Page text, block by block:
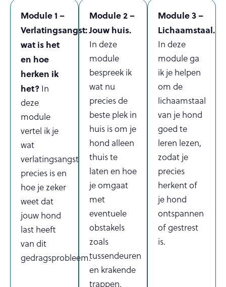
Module 1 –
Verlatingsangst:
wat is het
en hoe
herken ik
het? In
deze
module
vertel ik je
wat
verlatingsangst
precies is en
hoe je zeker
weet dat
jouw hond
last heeft
van dit
gedragsprobleem.
Module 2 –
Jouw huis.
In deze
module
bespreek ik
wat nu
precies de
beste plek in
huis is om je
hond alleen
thuis te
laten en hoe
je omgaat
met
eventuele
obstakels
zoals
tussendeuren
en krakende
trappen.
Module 3 –
Lichaamstaal.
In deze
module ga
ik je helpen
om de
lichaamstaal
van je hond
goed te
leren lezen,
zodat je
precies
herkent of
je hond
ontspannen
of gestrest
is.